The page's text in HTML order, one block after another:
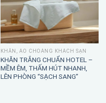
KHĂN, ÁO CHOÀNG KHÁCH SẠN
KHĂN TRẮNG CHUẨN HOTEL –
MỀM ÊM, THẤM HÚT NHANH,
LÊN PHÒNG “SẠCH SANG”